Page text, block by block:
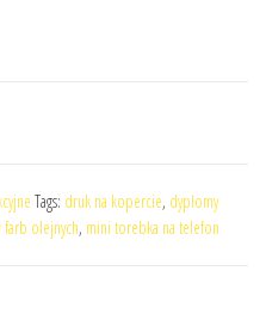
Tags: druk na kopercie, dyplomy
olejnych, mini torebka na telefon